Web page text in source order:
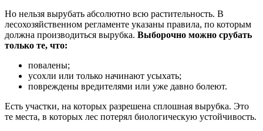
Но нельзя вырубать абсолютно всю растительность. В
лесохозяйственном регламенте указаны правила, по которым
должна производиться вырубка. Выборочно можно срубать
только те, что:
повалены;
усохли или только начинают усыхать;
повреждены вредителями или уже давно болеют.
Есть участки, на которых разрешена сплошная вырубка. Это
те места, в которых лес потерял биологическую устойчивость.